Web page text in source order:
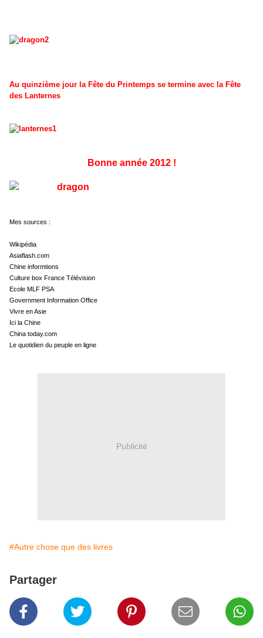
Au quinzième jour la Fête du Printemps se termine avec la Fête
des Lanternes
Bonne année 2012 !
Mes sources :
Wikipédia
Asiaflash.com
Chine informtions
Culture box France Télévision
Ecole MLF PSA
Government Information Office
Vivre en Asie
Ici la Chine
China today.com
Le quotidien du peuple en ligne
Publicité
#Autre chose que des livres
Partager